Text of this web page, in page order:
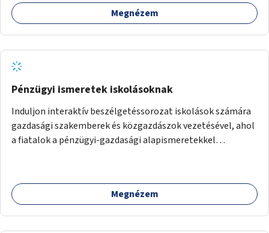
Megnézem
Pénzügyi ismeretek iskolásoknak
Induljon interaktív beszélgetéssorozat iskolások számára
gazdasági szakemberek és közgazdászok vezetésével, ahol
a fiatalok a pénzügyi-gazdasági alapismeretekkel
számára, önkormányzati intézményben vagy külső
helyszínen iskolai együttműködéssel. A szervezést az
Megnézem